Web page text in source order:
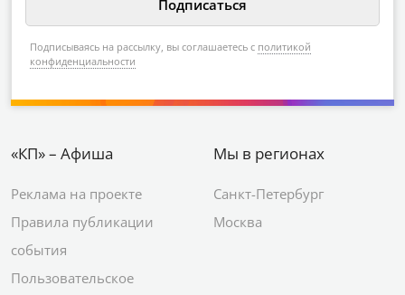
Подписываясь на рассылку, вы соглашаетесь с политикой
конфиденциальности
«КП» – Афиша
Реклама на проекте
Правила публикации
события
Пользовательское
Мы в регионах
Санкт-Петербург
Москва